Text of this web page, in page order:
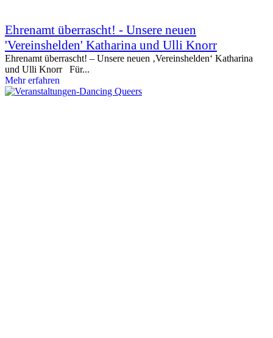
Ehrenamt überrascht! - Unsere neuen
'Vereinshelden' Katharina und Ulli Knorr
Ehrenamt überrascht! – Unsere neuen ‚Vereinshelden‘ Katharina
und Ulli Knorr Für...
Mehr erfahren